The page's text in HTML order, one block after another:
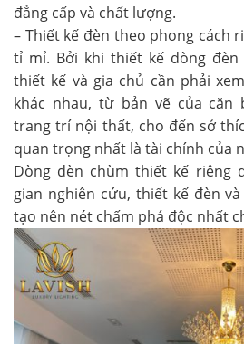
đẳng cấp và chất lượng.
– Thiết kế đèn theo phong cách
tỉ mỉ. Bởi khi thiết kế dòng
thiết kế và gia chủ cần phải
khác nhau, từ bản vẽ của căn
trang trí nội thất, cho đến sở
quan trọng nhất là tài chính của
Dòng đèn chùm thiết kế riêng
gian nghiên cứu, thiết kế đèn
tạo nên nét chấm phá độc nhất